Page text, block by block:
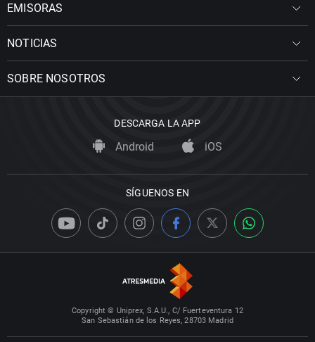
EMISORAS
NOTICIAS
SOBRE NOSOTROS
DESCARGA LA APP
Android iOS
SÍGUENOS EN
Copyright © Uniprex, S.A.U., C/ Fuerteventura 12
San Sebastián de los Reyes, 28703 Madrid